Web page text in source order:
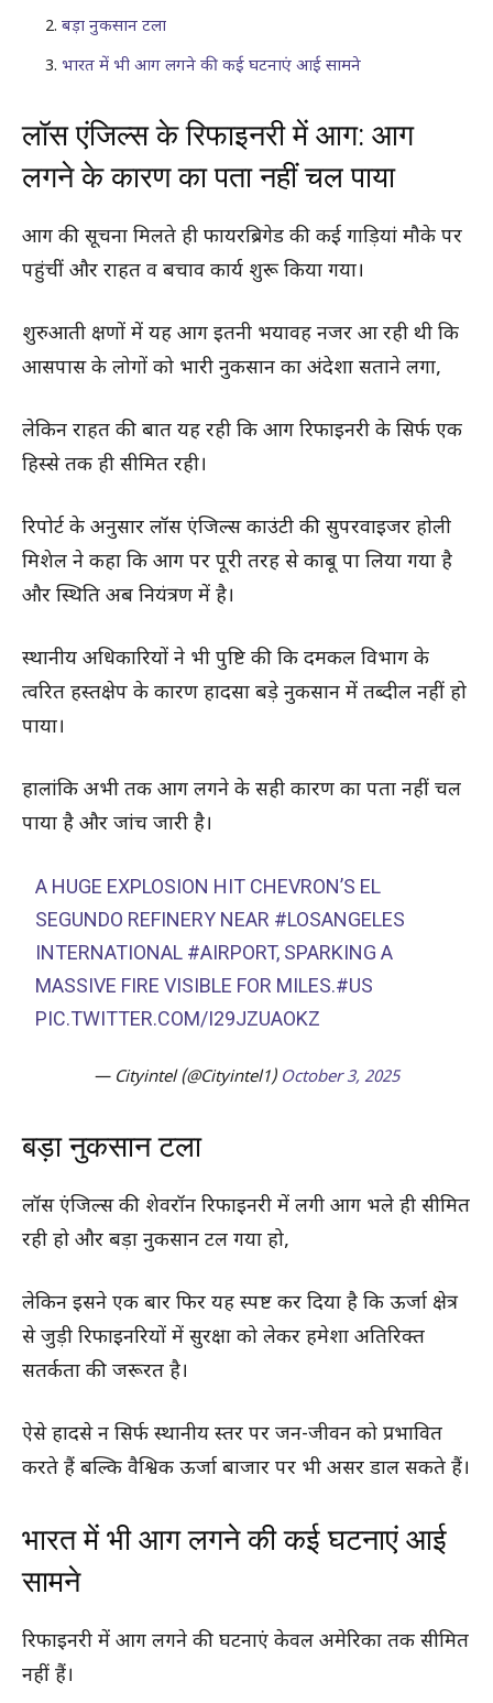
बड़ा नुकसान टला
भारत में भी आग लगने की कई घटनाएं आई सामने
लॉस एंजिल्स के रिफाइनरी में आग: आग
लगने के कारण का पता नहीं चल पाया
आग की सूचना मिलते ही फायरब्रिगेड की कई गाड़ियां मौके पर
पहुंचीं और राहत व बचाव कार्य शुरू किया गया।
शुरुआती क्षणों में यह आग इतनी भयावह नजर आ रही थी कि
आसपास के लोगों को भारी नुकसान का अंदेशा सताने लगा,
लेकिन राहत की बात यह रही कि आग रिफाइनरी के सिर्फ एक
हिस्से तक ही सीमित रही।
रिपोर्ट के अनुसार लॉस एंजिल्स काउंटी की सुपरवाइजर होली
मिशेल ने कहा कि आग पर पूरी तरह से काबू पा लिया गया है
और स्थिति अब नियंत्रण में है।
स्थानीय अधिकारियों ने भी पुष्टि की कि दमकल विभाग के
त्वरित हस्तक्षेप के कारण हादसा बड़े नुकसान में तब्दील नहीं हो
पाया।
हालांकि अभी तक आग लगने के सही कारण का पता नहीं चल
पाया है और जांच जारी है।
A HUGE EXPLOSION HIT CHEVRON’S EL
SEGUNDO REFINERY NEAR #LOSANGELES
INTERNATIONAL #AIRPORT, SPARKING A
MASSIVE FIRE VISIBLE FOR MILES.#US
PIC.TWITTER.COM/I29JZUAOKZ
— Cityintel (@Cityintel1) October 3, 2025
बड़ा नुकसान टला
लॉस एंजिल्स की शेवरॉन रिफाइनरी में लगी आग भले ही सीमित
रही हो और बड़ा नुकसान टल गया हो,
लेकिन इसने एक बार फिर यह स्पष्ट कर दिया है कि ऊर्जा क्षेत्र
से जुड़ी रिफाइनरियों में सुरक्षा को लेकर हमेशा अतिरिक्त
सतर्कता की जरूरत है।
ऐसे हादसे न सिर्फ स्थानीय स्तर पर जन-जीवन को प्रभावित
करते हैं बल्कि वैश्विक ऊर्जा बाजार पर भी असर डाल सकते हैं।
भारत में भी आग लगने की कई घटनाएं आई
सामने
रिफाइनरी में आग लगने की घटनाएं केवल अमेरिका तक सीमित
नहीं हैं।